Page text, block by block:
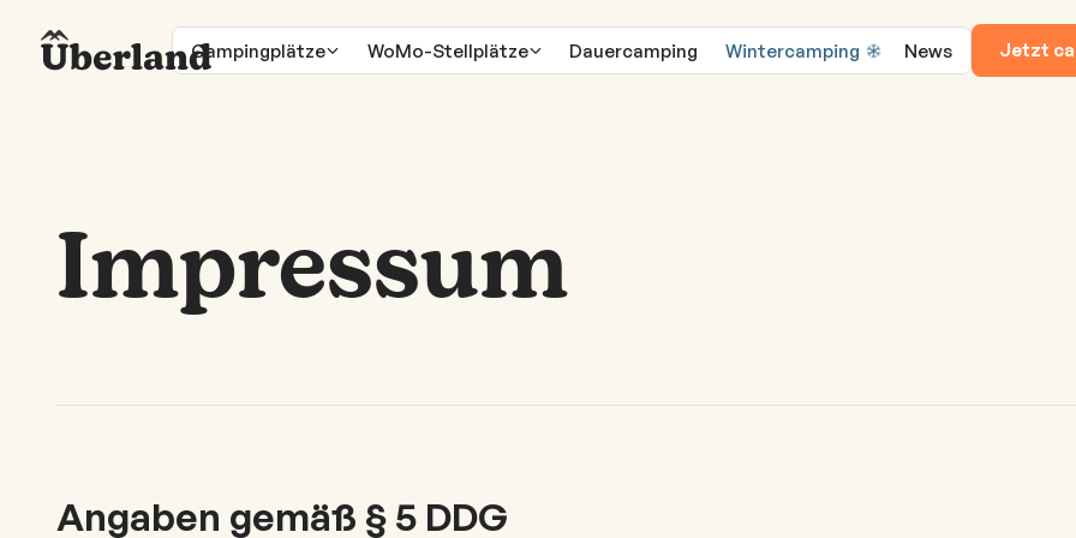
Campingplätze WoMo-Stellplätze Dauercamping Wintercamping News Jetzt
Impressum
Angaben gemäß § 5 DDG